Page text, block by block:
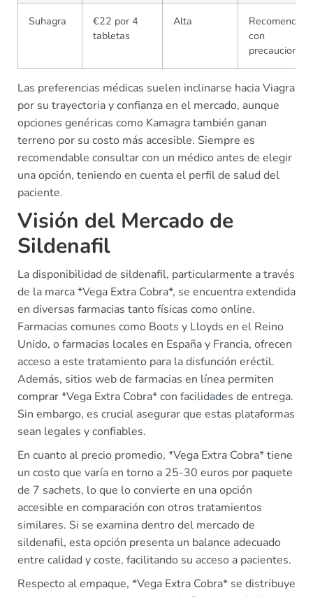
Suhagra
€22 por 4
tabletas
Alta
Recomendado
con
precauciones
Las preferencias médicas suelen inclinarse hacia Viagra
por su trayectoria y confianza en el mercado, aunque
opciones genéricas como Kamagra también ganan
terreno por su costo más accesible. Siempre es
recomendable consultar con un médico antes de elegir
una opción, teniendo en cuenta el perfil de salud del
paciente.
Visión del Mercado de
Sildenafil
La disponibilidad de sildenafil, particularmente a través
de la marca *Vega Extra Cobra*, se encuentra extendida
en diversas farmacias tanto físicas como online.
Farmacias comunes como Boots y Lloyds en el Reino
Unido, o farmacias locales en España y Francia, ofrecen
acceso a este tratamiento para la disfunción eréctil.
Además, sitios web de farmacias en línea permiten
comprar *Vega Extra Cobra* con facilidades de entrega.
Sin embargo, es crucial asegurar que estas plataformas
sean legales y confiables.
En cuanto al precio promedio, *Vega Extra Cobra* tiene
un costo que varía en torno a 25-30 euros por paquete
de 7 sachets, lo que lo convierte en una opción
accesible en comparación con otros tratamientos
similares. Si se examina dentro del mercado de
sildenafil, esta opción presenta un balance adecuado
entre calidad y coste, facilitando su acceso a pacientes.
Respecto al empaque, *Vega Extra Cobra* se distribuye